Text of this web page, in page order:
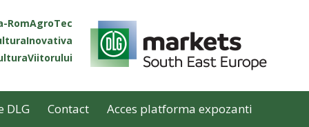
RomAgroTec
DLG Contact Acces platforma expozanti